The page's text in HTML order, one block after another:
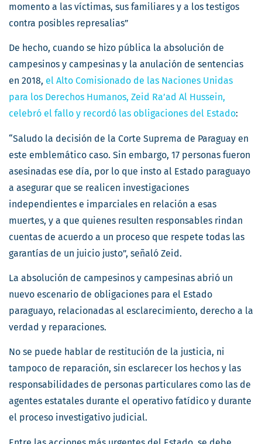
momento a las víctimas, sus familiares y a los testigos
contra posibles represalias”
De hecho, cuando se hizo pública la absolución de
campesinos y campesinas y la anulación de sentencias
en 2018, el Alto Comisionado de las Naciones Unidas
para los Derechos Humanos, Zeid Ra’ad Al Hussein,
celebró el fallo y recordó las obligaciones del Estado:
“Saludo la decisión de la Corte Suprema de Paraguay en
este emblemático caso. Sin embargo, 17 personas fueron
asesinadas ese día, por lo que insto al Estado paraguayo
a asegurar que se realicen investigaciones
independientes e imparciales en relación a esas
muertes, y a que quienes resulten responsables rindan
cuentas de acuerdo a un proceso que respete todas las
garantías de un juicio justo”, señaló Zeid.
La absolución de campesinos y campesinas abrió un
nuevo escenario de obligaciones para el Estado
paraguayo, relacionadas al esclarecimiento, derecho a la
verdad y reparaciones.
No se puede hablar de restitución de la justicia, ni
tampoco de reparación, sin esclarecer los hechos y las
responsabilidades de personas particulares como las de
agentes estatales durante el operativo fatídico y durante
el proceso investigativo judicial.